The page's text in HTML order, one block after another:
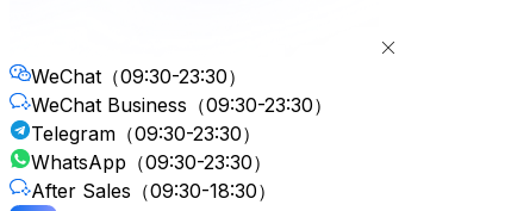
WeChat （09:30-23:30）
WeChat Business （09:30-23:30）
Telegram （09:30-23:30）
WhatsApp （09:30-23:30）
After Sales （09:30-18:30）